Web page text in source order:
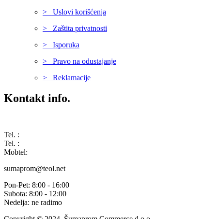
> Uslovi korišćenja
> Zaštita privatnosti
> Isporuka
> Pravo na odustajanje
> Reklamacije
Kontakt info.
Tel. :
Tel. :
Mobtel:
sumaprom@teol.net
Pon-Pet: 8:00 - 16:00
Subota: 8:00 - 12:00
Nedelja: ne radimo